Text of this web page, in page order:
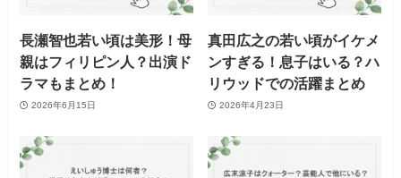
長瀬智也若い頃は美形！母
親はフィリピン人？出演ド
ラマもまとめ！
2026年6月15日
真田広之の若い頃がイケメ
ンすぎる！息子はいる？ハ
リウッドでの活躍まとめ
2026年4月23日